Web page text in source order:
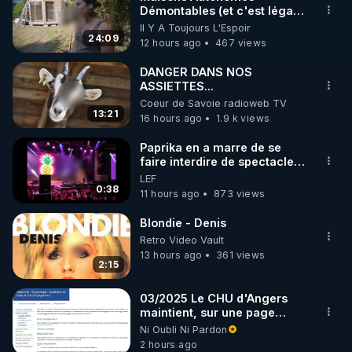
🌱 INSTAGRAM
https://www.instagram.com/rdlr_thierrycasasnovas/
http://rgnr.li/instagram
🌱 LA NEWSLETTER
Pour ne pas rater l’actualité RGNR (stages,
http://rgnr.li/news
🌱 VIDÉOS NON CENSURÉES SUR ODYSEE
Toutes les vidéos Youtube sont aussi sur la
http://rgnr.li/odysee
🌱 LES STAGES EN PRÉSENTIEL
http://rgnr.li/stages
24:09
Démontables (et c'est légal).
Visite éco village en
Bretagne
Il Y A Toujours L'Espoir
12 hours ago
467 views
13:21
DANGER DANS NOS
ASSIETTES...
Coeur de Savoie radioweb TV
16 hours ago
1.9 k views
0:38
Paprika en a marre de se
faire interdire de spectacle.
Elle décide donc de devenir
DJ !
LEF
11 hours ago
873 views
2:15
Blondie - Denis
Retro Video Vault
13 hours ago
361 views
03/2025 Le CHU d'Angers
maintient, sur une page
mise à jour, ses consignes
sanitaires Covid en
Ni Oubli Ni Pardon
2 hours ago